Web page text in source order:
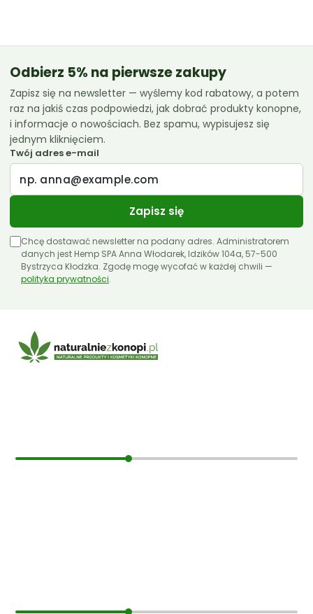
Odbierz 5% na pierwsze zakupy
Zapisz się na newsletter — wyślemy kod rabatowy, a potem
raz na jakiś czas podpowiedzi, jak dobrać produkty konopne,
i informacje o nowościach. Bez spamu, wypisujesz się
jednym kliknięciem.
Twój adres e-mail
Zapisz się
Chcę dostawać newsletter na podany adres. Administratorem
danych jest Hemp SPA Anna Włodarek, Idzików 104a, 57-500
Bystrzyca Kłodzka. Zgodę mogę wycofać w każdej chwili —
polityka prywatności.